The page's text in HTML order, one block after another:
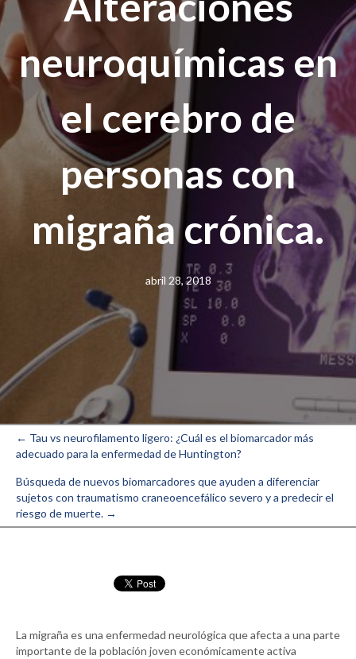
neuroquímicas en
el cerebro de
personas con
migraña crónica.
abril 28, 2018
Navegación
de
entradas
← Tau vs neurofilamento ligero: ¿Cuál es el biomarcador más
adecuado para la enfermedad de Huntington?
Búsqueda de nuevos biomarcadores que ayuden a diferenciar
sujetos con traumatismo craneoencefálico severo y a predecir el
riesgo de muerte. →
La migraña es una enfermedad neurológica que afecta a una parte
importante de la población joven económicamente activa